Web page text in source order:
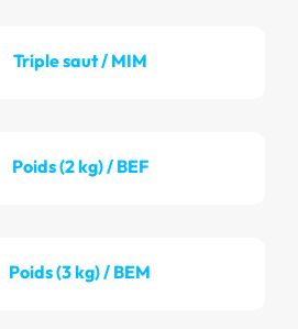
Triple saut / MIM
Poids (2 kg) / BEF
Poids (3 kg) / BEM